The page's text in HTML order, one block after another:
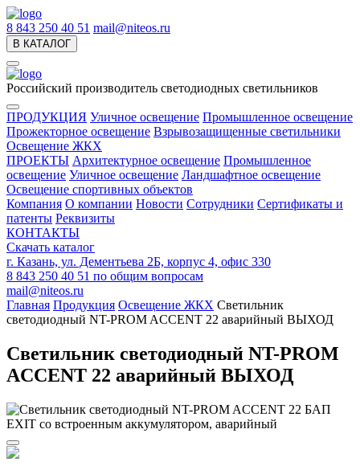
8 843 250 40 51 mail@niteos.ru
В КАТАЛОГ
Российский производитель светодиодных светильников
ПРОДУКЦИЯ Уличное освещение Промышленное освещение
Прожекторное освещение Взрывозащищенные светильники
Освещение ЖКХ
ПРОЕКТЫ Архитектурное освещение Промышленное
освещение Уличное освещение Ландшафтное освещение
Освещение спортивных объектов
Компания О компании Новости Сотрудники Сертификаты и
патенты Реквизиты
КОНТАКТЫ
Скачать каталог
г. Казань, ул. Дементьева 2Б, корпус 4, офис 330
8 843 250 40 51 по общим вопросам
mail@niteos.ru
Главная Продукция Освещение ЖКХ Светильник
светодиодный NT-PROM ACCENT 22 аварийный ВЫХОД
Светильник светодиодный NT-PROM
ACCENT 22 аварийный ВЫХОД